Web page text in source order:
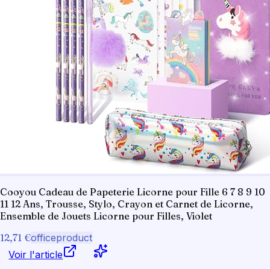
Cooyou Cadeau de Papeterie Licorne pour Fille 6 7 8 9 10
11 12 Ans, Trousse, Stylo, Crayon et Carnet de Licorne,
Ensemble de Jouets Licorne pour Filles, Violet
12,71 €officeproduct
Voir l'article